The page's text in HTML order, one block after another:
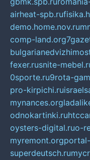
airheat-spb.ru
demo.home.nov.ru
comp-land.org
fexer.rusnite-
0sporte.ru9rota-
pro-kirpichi.ru
mynances.org
odnokartinki.ru
oysters-digital.ruo-
myremont.org
superdeutsch.ru